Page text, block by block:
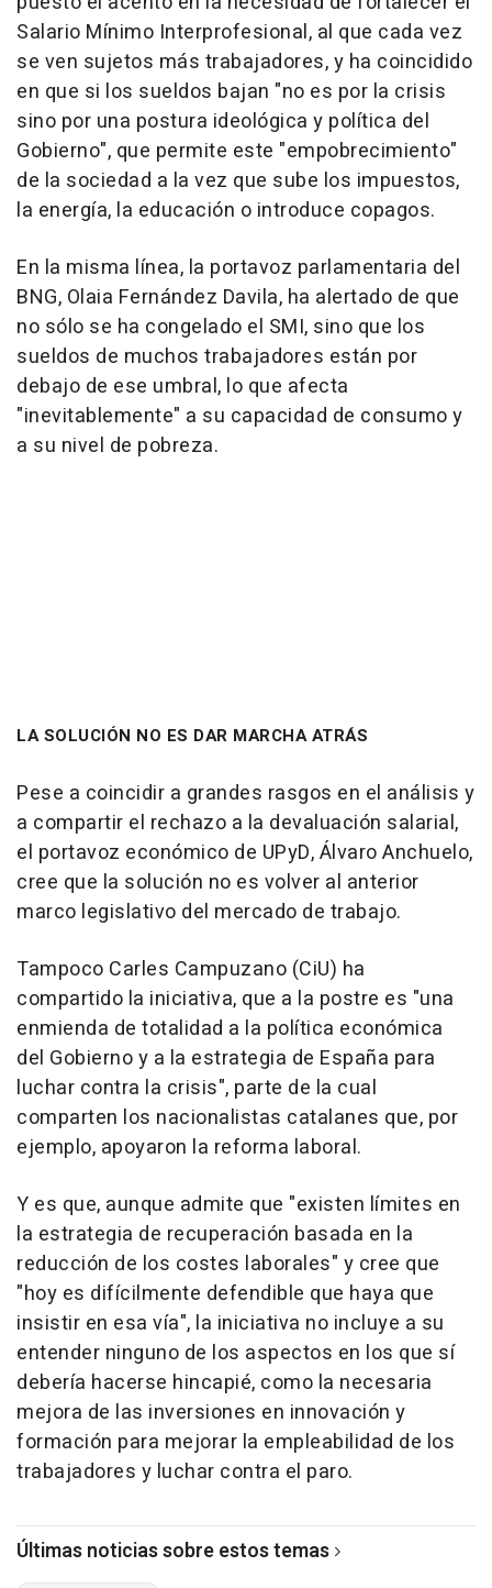
Salario Mínimo Interprofesional, al que cada vez
se ven sujetos más trabajadores, y ha coincidido
en que si los sueldos bajan "no es por la crisis
sino por una postura ideológica y política del
Gobierno", que permite este "empobrecimiento"
de la sociedad a la vez que sube los impuestos,
la energía, la educación o introduce copagos.
En la misma línea, la portavoz parlamentaria del
BNG, Olaia Fernández Davila, ha alertado de que
no sólo se ha congelado el SMI, sino que los
sueldos de muchos trabajadores están por
debajo de ese umbral, lo que afecta
"inevitablemente" a su capacidad de consumo y
a su nivel de pobreza.
LA SOLUCIÓN NO ES DAR MARCHA ATRÁS
Pese a coincidir a grandes rasgos en el análisis y
a compartir el rechazo a la devaluación salarial,
el portavoz económico de UPyD, Álvaro Anchuelo,
cree que la solución no es volver al anterior
marco legislativo del mercado de trabajo.
Tampoco Carles Campuzano (CiU) ha
compartido la iniciativa, que a la postre es "una
enmienda de totalidad a la política económica
del Gobierno y a la estrategia de España para
luchar contra la crisis", parte de la cual
comparten los nacionalistas catalanes que, por
ejemplo, apoyaron la reforma laboral.
Y es que, aunque admite que "existen límites en
la estrategia de recuperación basada en la
reducción de los costes laborales" y cree que
"hoy es difícilmente defendible que haya que
insistir en esa vía", la iniciativa no incluye a su
entender ninguno de los aspectos en los que sí
debería hacerse hincapié, como la necesaria
mejora de las inversiones en innovación y
formación para mejorar la empleabilidad de los
trabajadores y luchar contra el paro.
Últimas noticias sobre estos temas